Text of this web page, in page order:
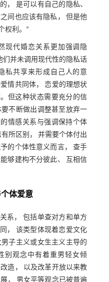
， 是可以有自己的隐私、
间也应该有隐私， 但是他
权利。”
现代婚恋关系更加强调隐
们并未调用现代性的隐私话
私共享来形成自己人的意
情共同体， 恋爱的理想状
但这种状态需要充分的信
不断做出调整甚至放弃一
情感关系与强调保持个体
所区别， 并需要个体付出
的个体性意义而言， 查手
够建构不分彼此、 互相信
体爱意
系， 包括单查对方和单方
， 该类型体现着恋爱文化
子主义或女生主义主导的
别观念中有着重男轻女倾
造， 以及改革开放以来教
， 男女平等观念已被普遍